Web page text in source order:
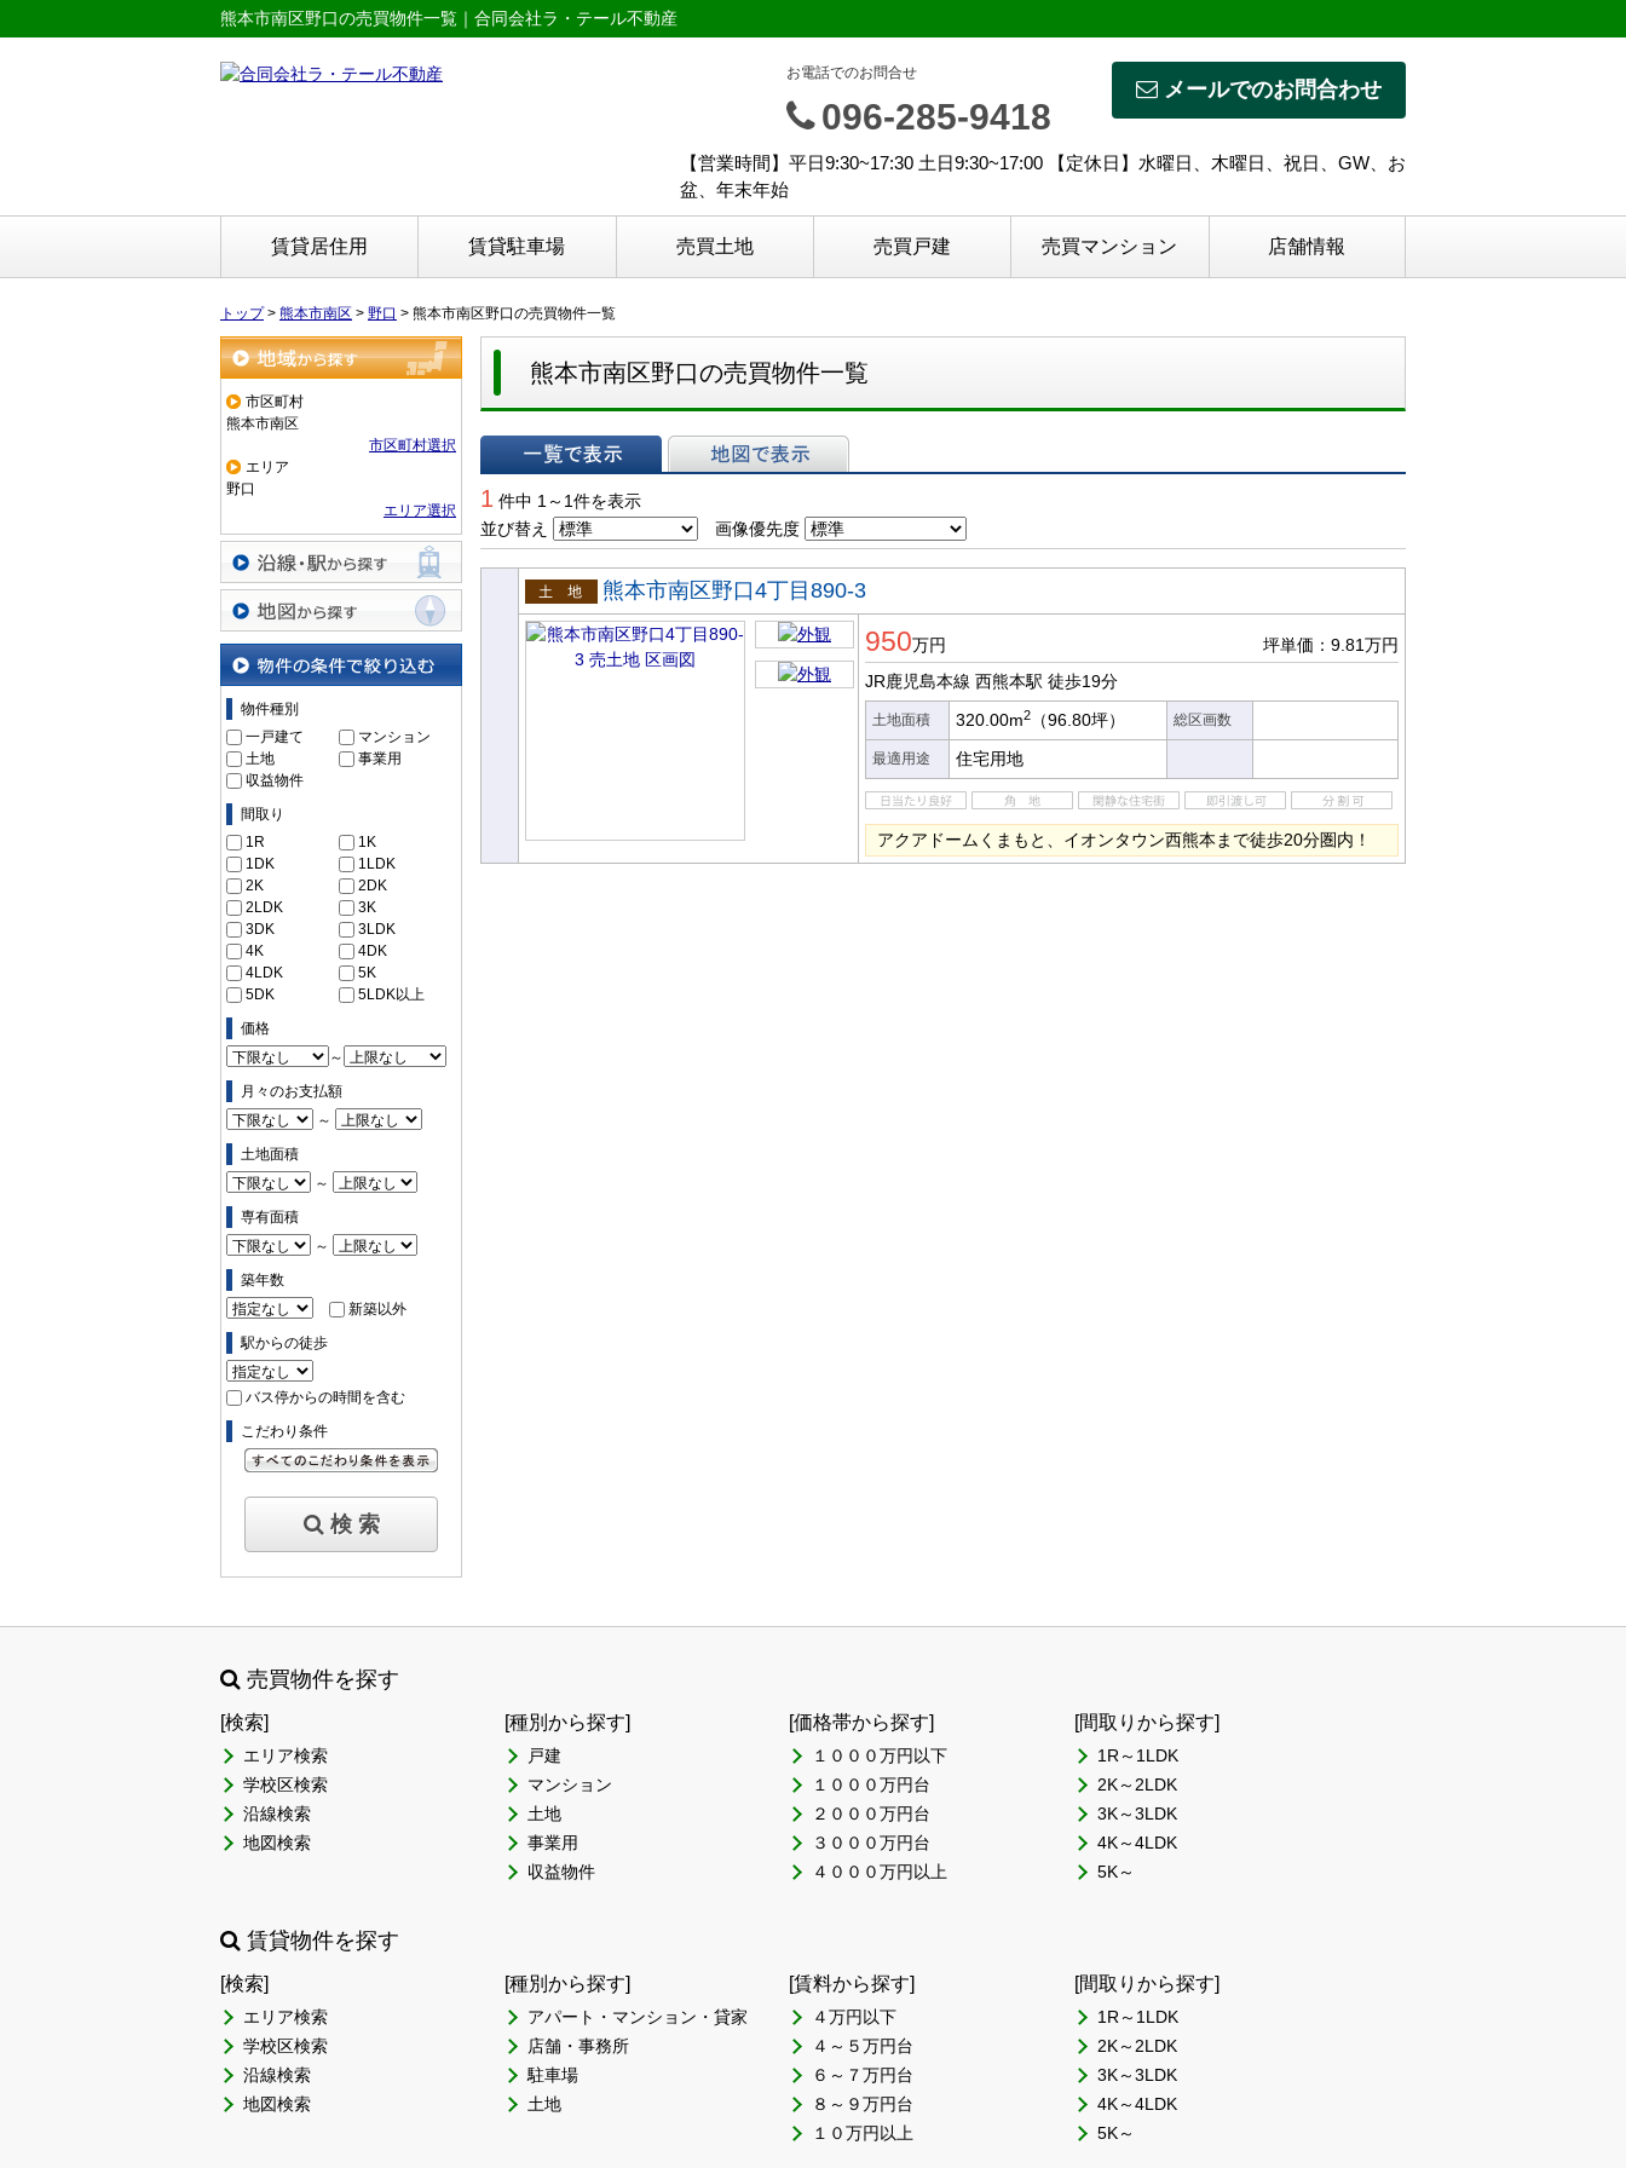
熊本市南区野口の売買物件一覧｜合同会社ラ・テール不動産
メールでのお問合わせ
お電話でのお問合せ
096-285-9418
【営業時間】平日9:30~17:30 土日9:30~17:00 【定休日】水曜日、木曜日、祝日、GW、お
盆、年末年始
賃貸居住用 賃貸駐車場 売買土地 売買戸建 売買マンション 店舗情報
トップ> 熊本市南区 > 野口 > 熊本市南区野口の売買物件一覧
地域から探す
市区町村
熊本市南区
市区町村選択
エリア
野口
エリア選択
沿線・駅から探す
地図から探す
物件の条件で絞り込む
物件種別
一戸建て
マンション
土地
事業用
収益物件
間取り
1R
1K
1DK
1LDK
2K
2DK
2LDK
3K
3DK
3LDK
4K
4DK
4LDK
5K
5DK
5LDK以上
価格
～
月々のお支払額
～
土地面積
～
専有面積
～
築年数
新築以外
駅からの徒歩
バス停からの時間を含む
こだわり条件
検 索
熊本市南区野口の売買物件一覧
1 件中 1～1件を表示
並び替え
画像優先度
売土地
熊本市南区野口4丁目890-3
950万円
坪単価：9.81万円
JR鹿児島本線 西熊本駅 徒歩19分
土地面積 320.00m2 （96.80坪） 総区画数
最適用途 住宅用地
アクアドームくまもと、イオンタウン西熊本まで徒歩20分圏内！
売買物件を探す
[検索]
エリア検索
学校区検索
沿線検索
地図検索
[種別から探す]
戸建
マンション
土地
事業用
収益物件
[価格帯から探す]
１０００万円以下
１０００万円台
２０００万円台
３０００万円台
４０００万円以上
[間取りから探す]
1R～1LDK
2K～2LDK
3K～3LDK
4K～4LDK
5K～
賃貸物件を探す
[検索]
エリア検索
学校区検索
沿線検索
地図検索
[種別から探す]
アパート・マンション・貸家
店舗・事務所
駐車場
土地
[賃料から探す]
４万円以下
４～５万円台
６～７万円台
８～９万円台
１０万円以上
[間取りから探す]
1R～1LDK
2K～2LDK
3K～3LDK
4K～4LDK
5K～